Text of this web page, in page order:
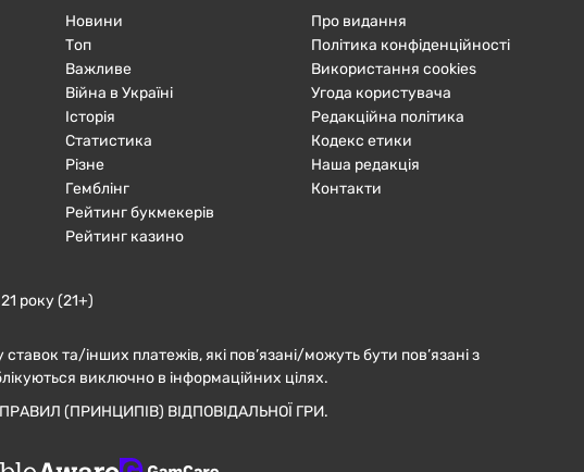
Новини
Топ
Важливе
Війна в Україні
Історія
Статистика
Різне
Гемблінг
Рейтинг букмекерів
Рейтинг казино
Про видання
Політика конфіденційності
Використання cookies
Угода користувача
Редакційна політика
Кодекс етики
Наша редакція
Контакти
року (21+)
та/інших платежів, які пов’язані/можуть бути пов’язані з
виключно в інформаційних цілях.
(ПРИНЦИПІВ) ВІДПОВІДАЛЬНОЇ ГРИ.